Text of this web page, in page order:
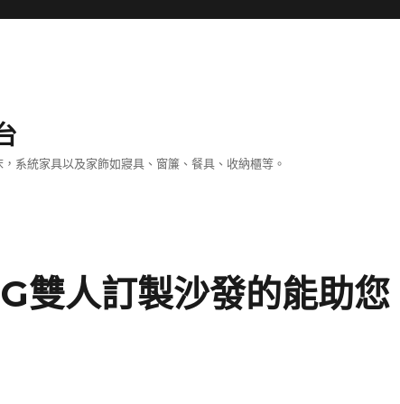
系統家具以及家飾如寢具、窗簾、餐具、收納櫃等。
雙人訂製沙發的能助您